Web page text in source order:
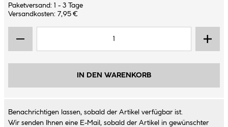
Paketversand: 1 - 3 Tage
Versandkosten: 7,95 €
IN DEN WARENKORB
Benachrichtigen lassen, sobald der Artikel verfügbar ist.
Wir senden Ihnen eine E-Mail, sobald der Artikel in gewünschter